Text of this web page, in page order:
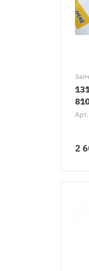
Арт.
2